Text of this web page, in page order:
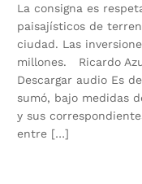
La consigna es
paisajísticos de
ciudad. Las
millones. Ricardo
Descargar audio Es
sumó, bajo medidas
y sus
entre […]